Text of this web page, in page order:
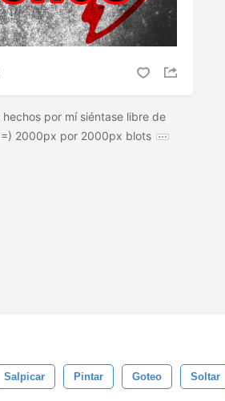
por mí siéntase libre de
2000px por 2000px blots
Salpicar Pintar Goteo Soltar